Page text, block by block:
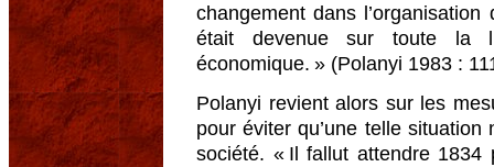
changement dans
était devenue sur toute la
économique. » (Polanyi 1983 :
Polanyi revient alors sur les
pour éviter qu’une telle situation
société. « Il fallut attendre 1834